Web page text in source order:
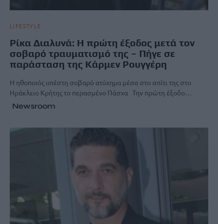
LIFESTYLE
Ρίκα Διαλυνά: Η πρώτη έξοδος μετά τον
σοβαρό τραυματισμό της – Πήγε σε
παράσταση της Κάρμεν Ρουγγέρη
Η ηθοποιός υπέστη σοβαρό ατύχημα μέσα στο σπίτι της στο
Ηράκλειο Κρήτης το περασμένο Πάσχα Την πρώτη έξοδο…
Newsroom